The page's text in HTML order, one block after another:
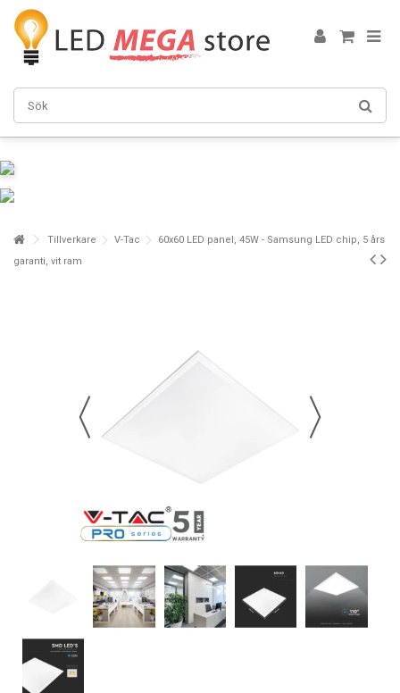
Tillverkare V-Tac
60x60 LED panel, 45W - Samsung LED chip, 5 års
garanti, vit ram